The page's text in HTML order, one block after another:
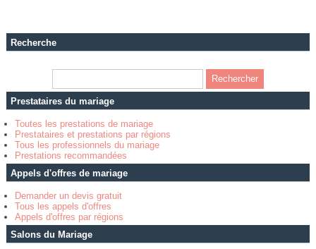
Recherche
Prestataires du mariage
Toutes les prestations de mariage
Prestataires et prestations par régions
Tous les professionnels du mariage
Prestations recommandées
Appels d'offres de mariage
Demander un devis gratuit
Tous les appels d'offres
Appels d'offres par régions
Salons du Mariage